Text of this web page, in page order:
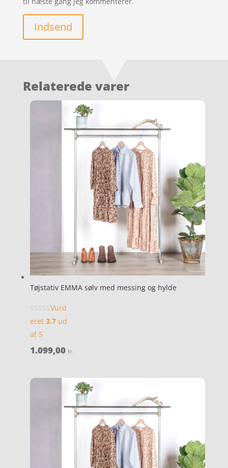
Indsend
Relaterede varer
Tøjstativ EMMA sølv med messing og hylde
Vurd
eret 3.7ud
af 5
1.099,00 kr.